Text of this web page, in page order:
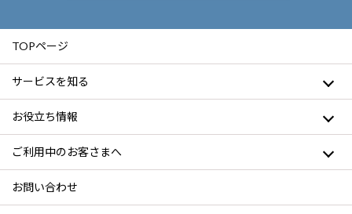
TOPページ
サービスを知る
お役立ち情報
ご利用中のお客さまへ
お問い合わせ